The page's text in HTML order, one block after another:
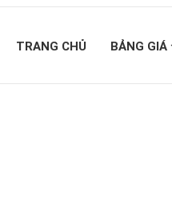
TRANG CHỦ BẢNG GIÁ